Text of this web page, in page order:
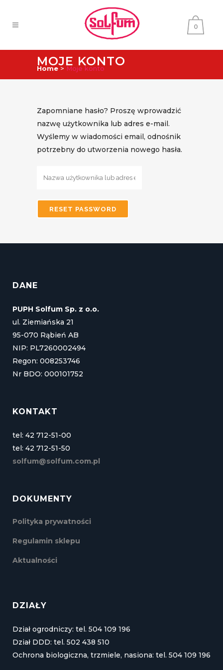
0
MOJE KONTO
Home > Moje konto
Zapomniane hasło? Proszę wprowadzić
nazwę użytkownika lub adres e-mail.
Wyślemy w wiadomości email, odnośnik
potrzebny do utworzenia nowego hasła.
DANE
PUPH Solfum Sp. z o.o.
ul. Ziemiańska 21
95-070 Rąbień AB
NIP: PL7260002494
Regon: 008253746
Nr BDO: 000101752
KONTAKT
tel: 42 712-51-00
tel: 42 712-51-50
solfum@solfum.com.pl
DOKUMENTY
Polityka prywatności
Regulamin sklepu
Aktualności
DZIAŁY
Dział ogrodniczy: tel. 504 109 196
Dział DDD: tel. 502 438 510
Ochrona biologiczna, trzmiele, nasiona: tel. 504 109 196